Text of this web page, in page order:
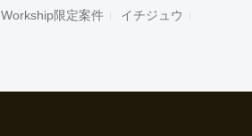
Workship限定案件 イチジュウ